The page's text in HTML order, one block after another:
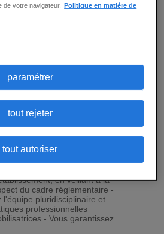
DE JEUNES ENFANTS
des enfants en pilotant un
avec engagement et
en veillant à la
du cadre réglementaire -
l'équipe pluridisciplinaire et
professionnelles
- Vous garantissez
de votre navigateur.
Politique en matière de
paramétrer
tout rejeter
tout autoriser